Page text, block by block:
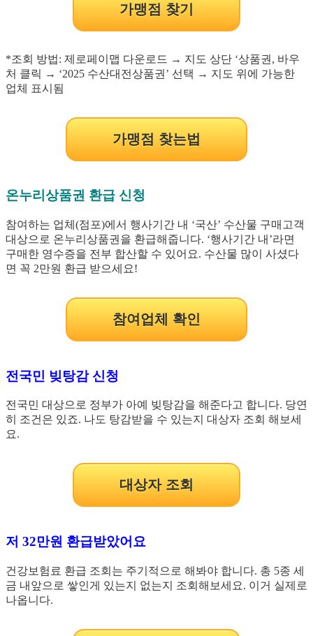
가맹점 찾기
*조회 방법: 제로페이맵 다운로드 → 지도 상단 ‘상품권, 바우
처 클릭 → ‘2025 수산대전상품권’ 선택 → 지도 위에 가능한
업체 표시됨
가맹점 찾는법
온누리상품권 환급 신청
참여하는 업체(점포)에서 행사기간 내 ‘국산’ 수산물 구매고객
대상으로 온누리상품권을 환급해줍니다. ‘행사기간 내’라면
구매한 영수증을 전부 합산할 수 있어요. 수산물 많이 사셨다
면 꼭 2만원 환급 받으세요!
참여업체 확인
전국민 빚탕감 신청
전국민 대상으로 정부가 아예 빚탕감을 해준다고 합니다. 당연
히 조건은 있죠. 나도 탕감받을 수 있는지 대상자 조회 해보세
요.
대상자 조회
저 32만원 환급받았어요
건강보험료 환급 조회는 주기적으로 해봐야 합니다. 총 5종 세
금 내앞으로 쌓인게 있는지 없는지 조회해보세요. 이거 실제로
나옵니다.